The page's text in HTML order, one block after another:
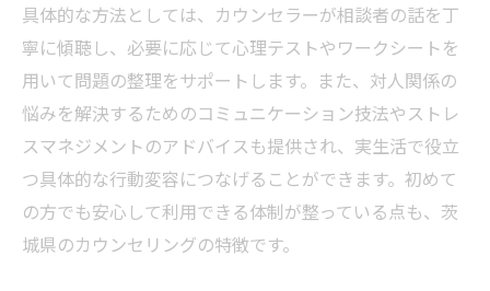
具体的な方法としては、カウンセラーが相談者の話を丁
寧に傾聴し、必要に応じて心理テストやワークシートを
用いて問題の整理をサポートします。また、対人関係の
悩みを解決するためのコミュニケーション技法やストレ
スマネジメントのアドバイスも提供され、実生活で役立
つ具体的な行動変容につなげることができます。初めて
の方でも安心して利用できる体制が整っている点も、茨
城県のカウンセリングの特徴です。